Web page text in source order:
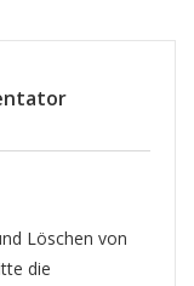
Löschen von
die